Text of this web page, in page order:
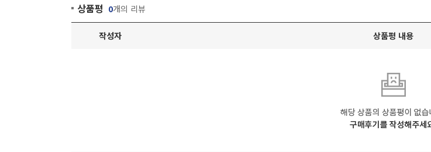
상품평 0개의 리뷰
작성자 상품평 내용